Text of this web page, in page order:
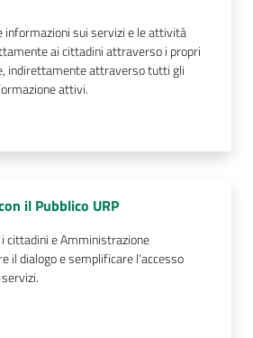
informazioni sui servizi e le attività
ai cittadini attraverso i propri
indirettamente attraverso tutti gli
attivi.
il Pubblico URP
cittadini e Amministrazione
il dialogo e semplificare l'accesso